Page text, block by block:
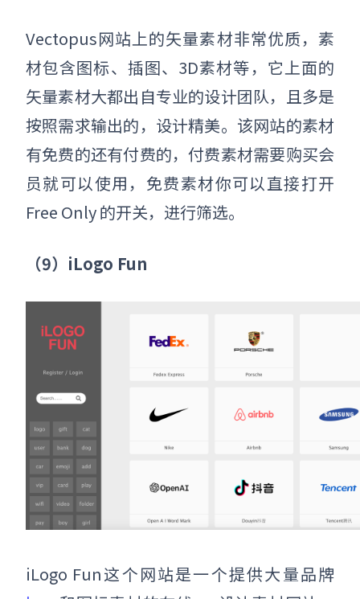
Vectopus网站上的矢量素材非常优质，素
材包含图标、插图、3D素材等，它上面的
矢量素材大都出自专业的设计团队，且多是
按照需求输出的，设计精美。该网站的素材
有免费的还有付费的，付费素材需要购买会
员就可以使用，免费素材你可以直接打开
Free Only 的开关，进行筛选。
（9）iLogo Fun
iLogo Fun这个网站是一个提供大量品牌